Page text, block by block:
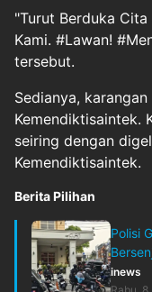
"Turut Berduka
Kami. #Lawan!
tersebut.
Sedianya,
Kemendiktisaintek.
seiring dengan
Kemendiktisaintek.
Berita Pilihan
Polisi
inews